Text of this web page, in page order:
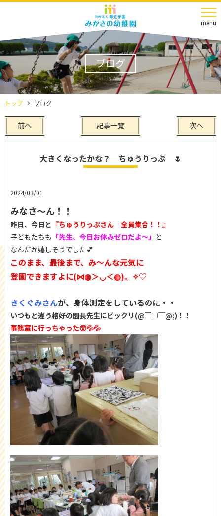
menu
ブログ
トップ ブログ
前へ 次へ
記事一覧
大きくなったかな？ ちゅうりっぷ 🌷
2024/03/01
みなさ～ん！！
昨日、今日と 『ちゅうりっぷさん 全員集合！！』
子どもたちも 「先生、今日お休みゼロだよ～」 と
なんだか嬉しそうでした💕
このまま、最後まで、み～んな元気に
登園できますよに(⋈◍＞◡＜◍)。✧♡
きくぐみさんが、身体測定をしているのに・・
いつもと違う格好の園長先生にビックリ(@￣□￣@;)！！
事務室に行っちゃった😲💦💦